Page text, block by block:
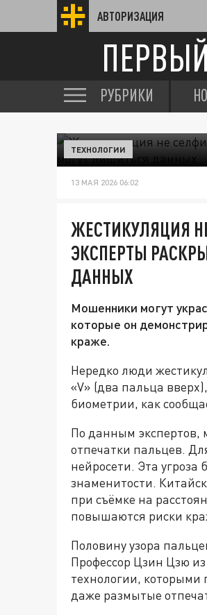
АВТОРИЗАЦИЯ
РУБРИКИ
ТЕХНОЛОГИИ
13 МАЯ 2026 06:02
ЖЕСТИКУЛЯЦИЯ
ЭКСПЕРТЫ
ДАННЫХ
Мошенники могут
которые он
краже.
Нередко люди
«V» (два пальца
биометрии, как
По данным экспертов,
отпечатки пальцев.
нейросети. Эта
знаменитости.
при съёмке на
повышаются риски
Половину узора
Профессор Цзин Цзю
технологии, которыми
даже размытые